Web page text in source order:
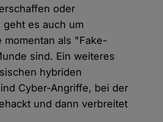
oder
geht es auch um
momentan als "Fake-
sind. Ein weiteres
hybriden
Cyber-Angriffe, bei der
und dann verbreitet